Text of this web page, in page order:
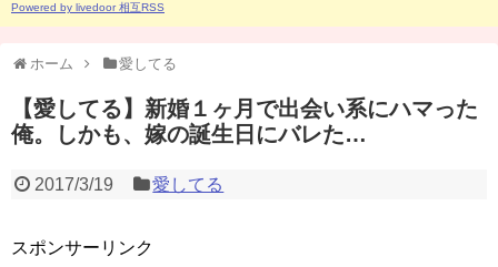
Powered by livedoor 相互RSS
ホーム 愛してる
【愛してる】新婚１ヶ月で出会い系にハマった
俺。しかも、嫁の誕生日にバレた…
2017/3/19 愛してる
スポンサーリンク